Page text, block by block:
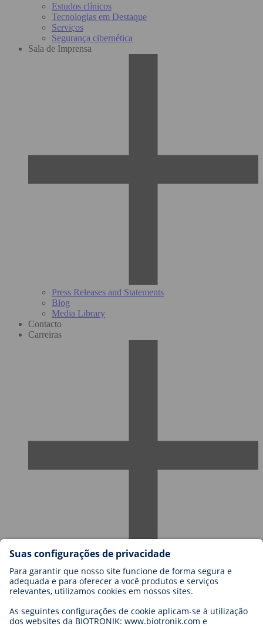
Estudos clínicos
Tecnologias em Destaque
Serviços
Segurança cibernética
Sala de Imprensa
Press Releases and Statements
Blog
Media Library
Contacto
Carreiras
Carreiras na BIOTRONIK
Níveis de carreira
Candidatura
Oportunidades de carreira